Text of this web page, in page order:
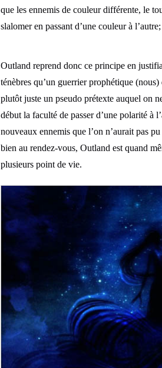
que les ennemis de couleur différente, le
slalomer en passant d’une couleur à
Outland reprend donc ce principe en
ténèbres qu’un guerrier prophétique
plutôt juste un pseudo prétexte auquel on
début la faculté de passer d’une polarité à
nouveaux ennemis que l’on n’aurait pas
bien au rendez-vous, Outland est quand
plusieurs point de vie.